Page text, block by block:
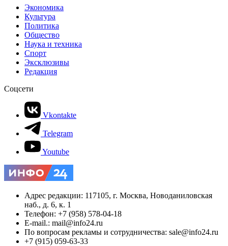
Экономика
Культура
Политика
Общество
Наука и техника
Спорт
Эксклюзивы
Редакция
Соцсети
Vkontakte
Telegram
Youtube
Адрес редакции: 117105, г. Москва, Новоданиловская
наб., д. 6, к. 1
Телефон: +7 (958) 578-04-18
E-mail.: mail@info24.ru
По вопросам рекламы и сотрудничества: sale@info24.ru
+7 (915) 059-63-33